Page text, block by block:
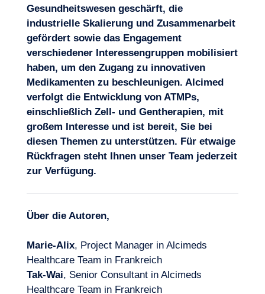
Gesundheitswesen geschärft, die
industrielle Skalierung und Zusammenarbeit
gefördert sowie das Engagement
verschiedener Interessengruppen mobilisiert
haben, um den Zugang zu innovativen
Medikamenten zu beschleunigen. Alcimed
verfolgt die Entwicklung von ATMPs,
einschließlich Zell- und Gentherapien, mit
großem Interesse und ist bereit, Sie bei
diesen Themen zu unterstützen. Für etwaige
Rückfragen steht Ihnen unser Team jederzeit
zur Verfügung.
Über die Autoren,
Marie-Alix, Project Manager in Alcimeds
Healthcare Team in Frankreich
Tak-Wai, Senior Consultant in Alcimeds
Healthcare Team in Frankreich